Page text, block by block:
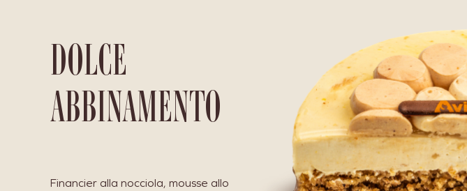
DOLCE
ABBINAMENTO
Financier alla nocciola, mousse allo